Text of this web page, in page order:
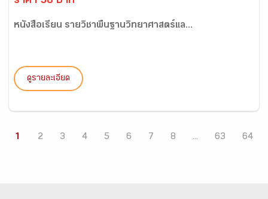
หนังสือเรียน รายวิชาพื้นฐานวิทยาศาสตร์แล...
ดูรายละเอียด
1 2 3 4 5 6 7 8 ... 63 64